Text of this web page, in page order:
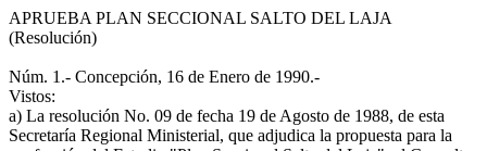
APRUEBA PLAN SECCIONAL SALTO DEL LAJA
(Resolución)
Núm. 1.- Concepción, 16 de Enero de 1990.-
Vistos:
a) La resolución No. 09 de fecha 19 de Agosto de 1988, de esta
Secretaría Regional Ministerial, que adjudica la propuesta para la